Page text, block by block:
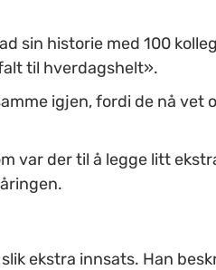
sin historie med 100
til hverdagshelt».
igjen, fordi de nå vet
var der til å legge litt
ekstra innsats. Han